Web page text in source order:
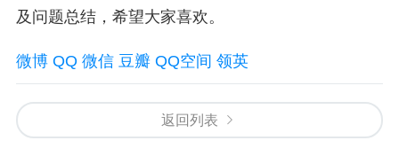
及问题总结，希望大家喜欢。
微博 QQ 微信 豆瓣 QQ空间 领英
返回列表